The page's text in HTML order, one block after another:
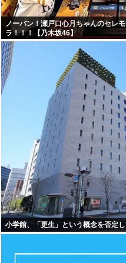
ノーバン！瀬戸口心月ちゃんのセレ
ラ！！！【乃木坂46】
小学館、「更生」という概念を否定